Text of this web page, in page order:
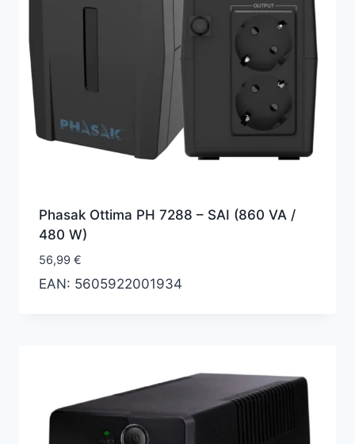
Phasak Ottima PH 7288 – SAI (860 VA /
480 W)
56,99 €
EAN: 5605922001934